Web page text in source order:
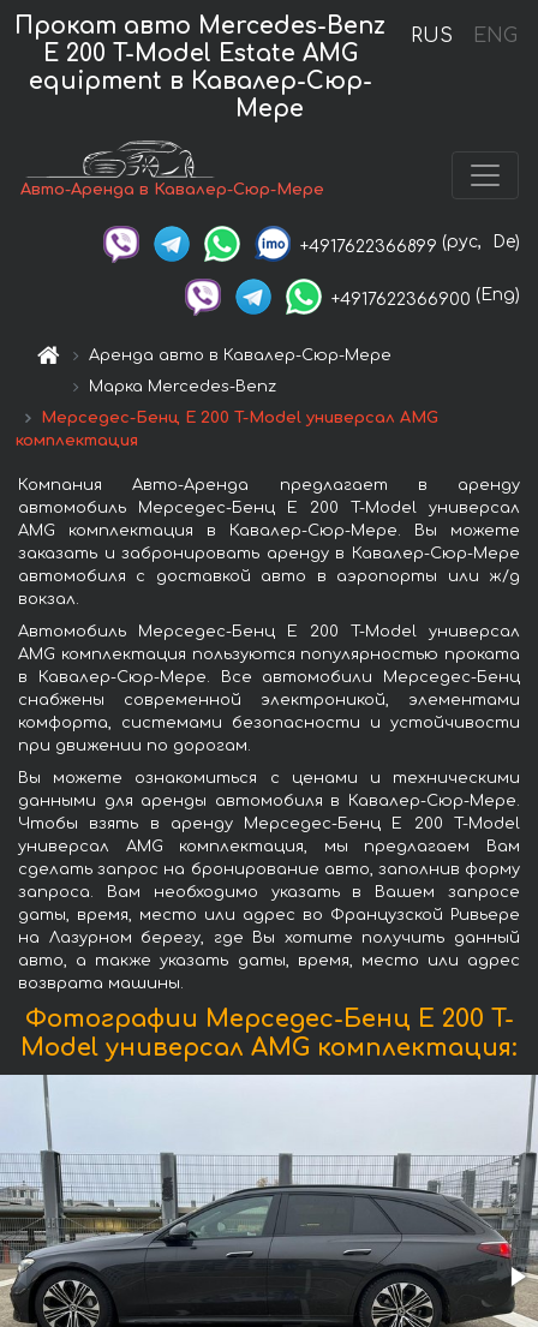
RUS ENG
Прокат авто Mercedes-Benz
E 200 T-Model Estate AMG
equipment в Кавалер-Сюр-
Мере
Авто-Аренда в Кавалер-Сюр-Мере
+4917622366899 (рус, De)
+4917622366900 (Eng)
Аренда авто в Кавалер-Сюр-Мере
Марка Mercedes-Benz
Мерседес-Бенц E 200 T-Model универсал AMG
комплектация
Компания Авто-Аренда предлагает в аренду
автомобиль Мерседес-Бенц E 200 T-Model универсал
AMG комплектация в Кавалер-Сюр-Мере. Вы можете
заказать и забронировать аренду в Кавалер-Сюр-Мере
автомобиля с доставкой авто в аэропорты или ж/д
вокзал.
Автомобиль Мерседес-Бенц E 200 T-Model универсал
AMG комплектация пользуются популярностью проката
в Кавалер-Сюр-Мере. Все автомобили Мерседес-Бенц
снабжены современной электроникой, элементами
комфорта, системами безопасности и устойчивости
при движении по дорогам.
Вы можете ознакомиться с ценами и техническими
данными для аренды автомобиля в Кавалер-Сюр-Мере.
Чтобы взять в аренду Мерседес-Бенц E 200 T-Model
универсал AMG комплектация, мы предлагаем Вам
сделать запрос на бронирование авто, заполнив форму
запроса. Вам необходимо указать в Вашем запросе
даты, время, место или адрес во Французской Ривьере
на Лазурном берегу, где Вы хотите получить данный
авто, а также указать даты, время, место или адрес
возврата машины.
Фотографии Мерседес-Бенц E 200 T-
Model универсал AMG комплектация: